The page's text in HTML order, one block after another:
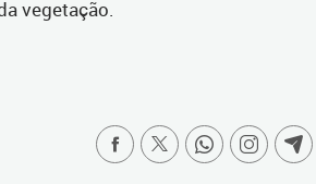
vegetação.